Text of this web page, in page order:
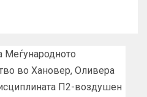
Меѓународното
во Хановер, Оливера
П2-воздушен